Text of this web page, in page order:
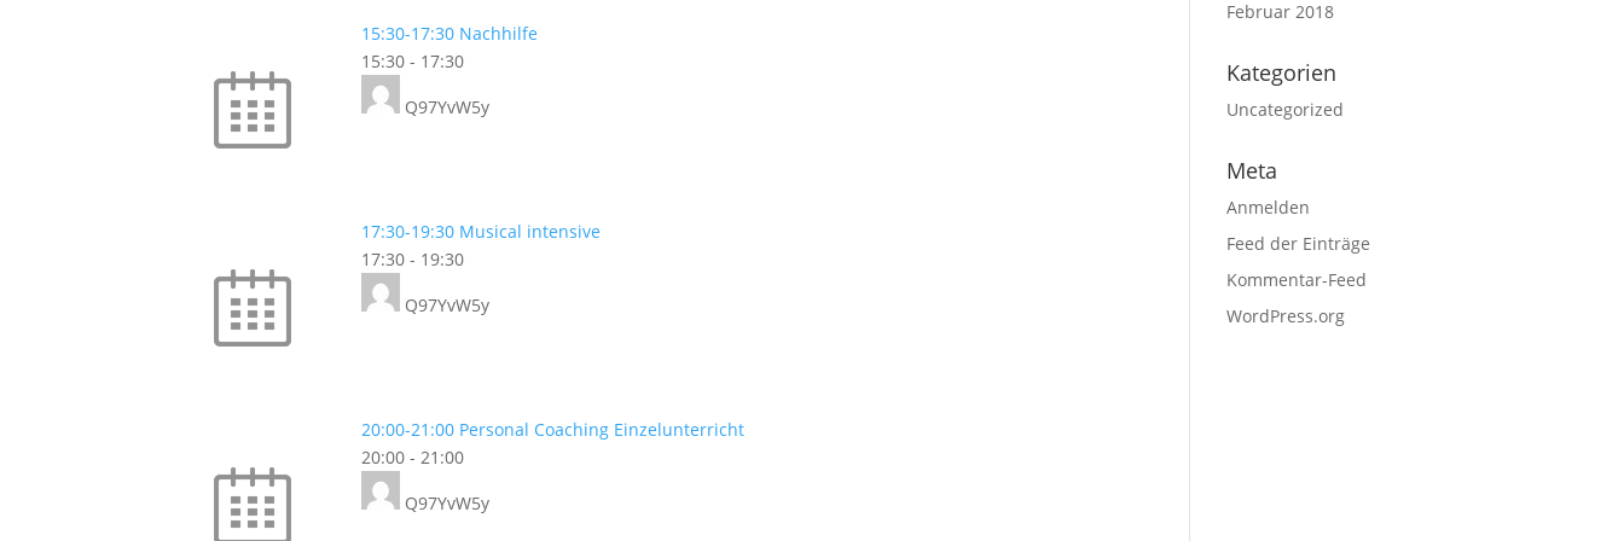
15:30-17:30 Nachhilfe
15:30 - 17:30
Q97YvW5y
17:30-19:30 Musical intensive
17:30 - 19:30
Q97YvW5y
20:00-21:00 Personal Coaching Einzelunterricht
20:00 -21:00
Q97YvW5y
Februar 2018
Kategorien
Uncategorized
Meta
Anmelden
Feed der Einträge
Kommentar-Feed
WordPress.org